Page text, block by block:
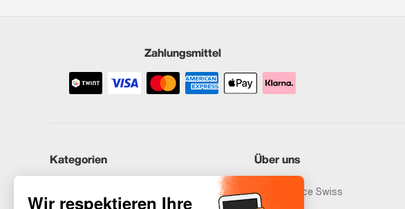
Zahlungsmittel
Kategorien Über uns
Recommerce Swiss